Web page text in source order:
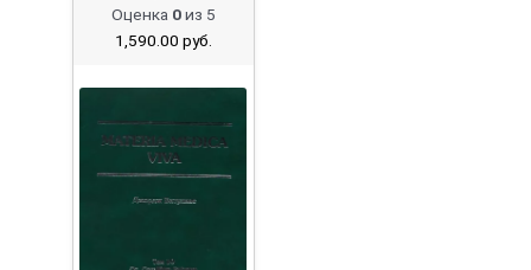
Оценка 0из 5
1,590.00 руб.